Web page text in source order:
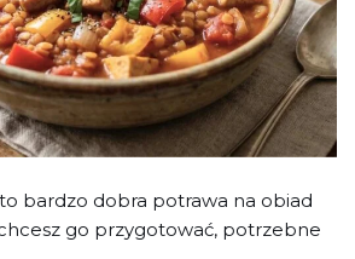
bardzo dobra potrawa na obiad
go przygotować, potrzebne